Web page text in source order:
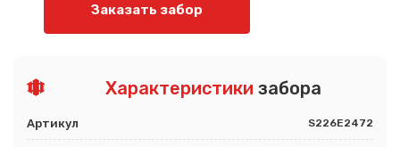
Заказать забор
Характеристики забора
Артикул S226E2472